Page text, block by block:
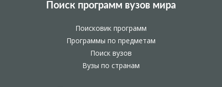
Поиск программ вузов мира
Поисковик программ
Программы по предметам
Поиск вузов
Вузы по странам